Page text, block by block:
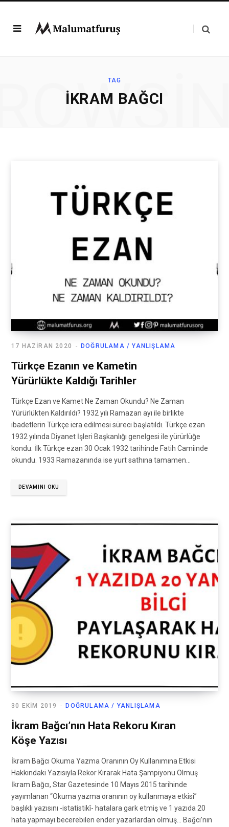
TAG
İKRAM BAĞCI
DOĞRULAMA / YANLIŞLAMA
17 HAZIRAN 2020
Türkçe Ezanın ve Kametin
Yürürlükte Kaldığı Tarihler
Türkçe Ezan ve Kamet Ne Zaman Okundu? Ne Zaman
Yürürlükten Kaldırıldı? 1932 yılı Ramazan ayı ile birlikte
ibadetlerin Türkçe icra edilmesi süreci başlatıldı. Türkçe ezan
1932 yılında Diyanet İşleri Başkanlığı genelgesi ile yürürlüğe
kondu. İlk Türkçe ezan 30 Ocak 1932 tarihinde Fatih Camiinde
okundu. 1933 Ramazanında ise yurt sathına tamamen…
DEVAMINI OKU
DOĞRULAMA / YANLIŞLAMA
30 EKIM 2019
İkram Bağcı’nın Hata Rekoru Kıran
Köşe Yazısı
İkram Bağcı Okuma Yazma Oranının Oy Kullanımına Etkisi
Hakkındaki Yazısıyla Rekor Kırarak Hata Şampiyonu Olmuş
İkram Bağcı, Star Gazetesinde 10 Mayıs 2015 tarihinde
yayımlanan “Okuma yazma oranının oy kullanmaya etkisi”
başlıklı yazısını -istatistikî- hatalara gark etmiş ve 1 yazıda 20
hata yapmayı becerebilen ender yazarlardan olmuş… Bağcı’nın